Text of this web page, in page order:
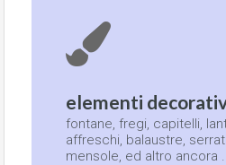
elementi
fontane, fregi, capitelli,
affreschi, balaustre,
mensole, ed altro ancora